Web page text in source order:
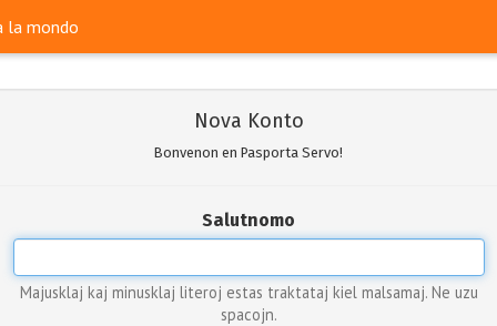
la mondo
Nova Konto
Bonvenon en Pasporta Servo!
Salutnomo
Majusklaj kaj minusklaj literoj estas traktataj kiel malsamaj. Ne uzu
spacojn.